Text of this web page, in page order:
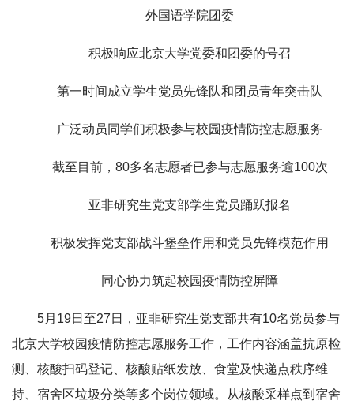
外国语学院团委
积极响应北京大学党委和团委的号召
第一时间成立学生党员先锋队和团员青年突击队
广泛动员同学们积极参与校园疫情防控志愿服务
截至目前，80多名志愿者已参与志愿服务逾100次
亚非研究生党支部学生党员踊跃报名
积极发挥党支部战斗堡垒作用和党员先锋模范作用
同心协力筑起校园疫情防控屏障
5月19日至27日，亚非研究生党支部共有10名党员参与
北京大学校园疫情防控志愿服务工作，工作内容涵盖抗原检
测、核酸扫码登记、核酸贴纸发放、食堂及快递点秩序维
持、宿舍区垃圾分类等多个岗位领域。从核酸采样点到宿舍